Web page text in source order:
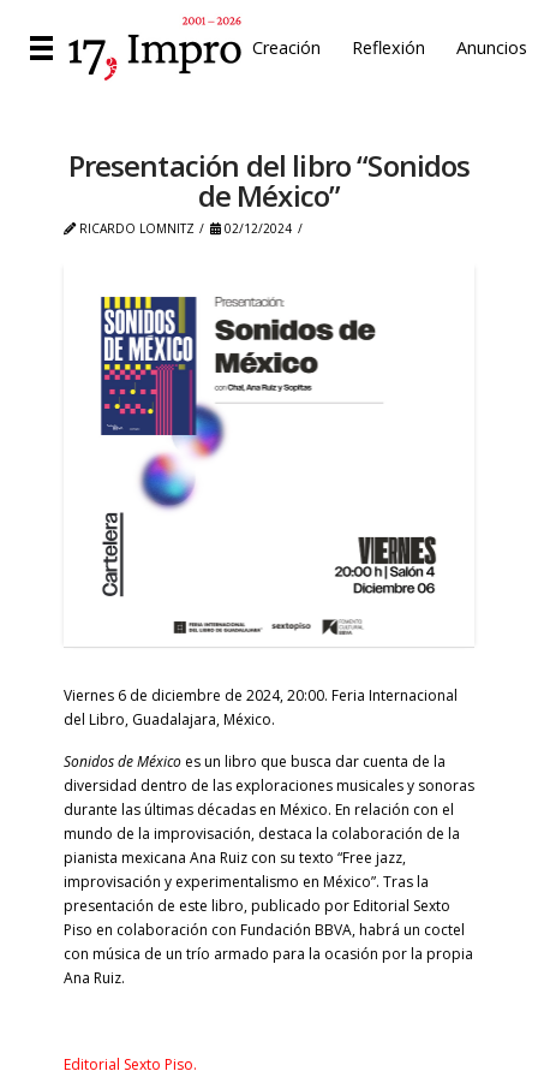
Creación Reflexión Anuncios
Presentación del libro “Sonidos
de México”
RICARDO LOMNITZ 02/12/2024
Viernes 6 de diciembre de 2024, 20:00. Feria Internacional
del Libro, Guadalajara, México.
Sonidos de Méxicoes un libro que busca dar cuenta de la
diversidad dentro de las exploraciones musicales y sonoras
durante las últimas décadas en México. En relación con el
mundo de la improvisación, destaca la colaboración de la
pianista mexicana Ana Ruiz con su texto “Free jazz,
improvisación y experimentalismo en México”. Tras la
presentación de este libro, publicado por Editorial Sexto
Piso en colaboración con Fundación BBVA, habrá un coctel
con música de un trío armado para la ocasión por la propia
Ana Ruiz.
Editorial Sexto Piso.